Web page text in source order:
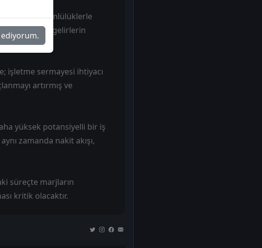
borç ve yükümlülüklerle
hızlı artışı, gelirlerin
işletme sermayesi ihtiyacı
artırmış ve
yüksek potansiyelli bir iş
zamanda nakit akışı,
süreçte marjların
kritik olacaktır.
Beyan edilen metni Okudum, Anladım ve Kabul ediyorum.